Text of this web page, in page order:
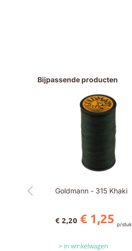
Bijpassende producten
Goldmann - 315 Khaki
€ 1,25
€ 2,20 p/stuk
in winkelwagen